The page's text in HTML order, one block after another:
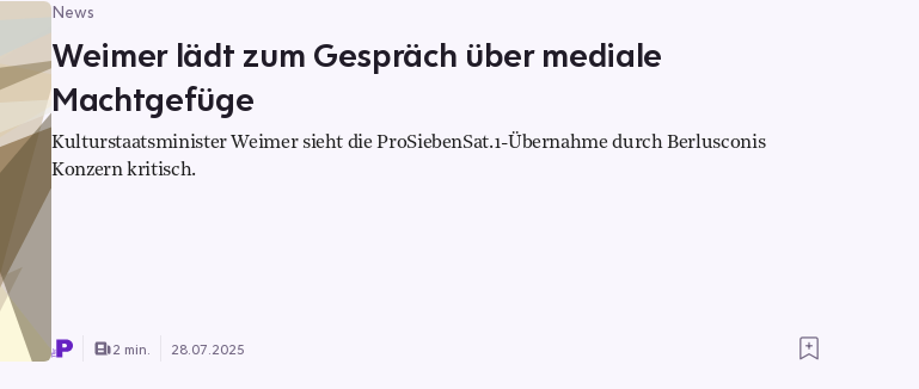
News
Weimer lädt zum Gespräch über mediale
Machtgefüge
Kulturstaatsminister Weimer sieht die ProSiebenSat.1-Übernahme durch Berlusconis
Konzern kritisch.
2 min. 28.07.2025